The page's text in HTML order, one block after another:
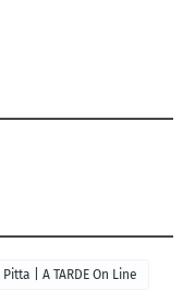
| A TARDE On Line